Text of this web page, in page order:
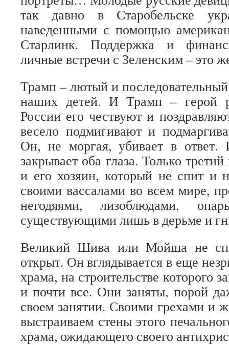
так давно в Старобельске
наведенными с помощью
Старлинк. Поддержка и
личные встречи с Зеленским – это
Трамп – лютый и
наших детей. И Трамп – герой
России его чествуют и
весело подмигивают и
Он, не моргая, убивает в
закрывает оба глаза. Только
и его хозяин, который не спит и
своими вассалами во всем мире,
негодяями, лизоблюдами,
существующими лишь в дерьме и
Великий Шива или Мойша не
открыт. Он вглядывается в еще
храма, на строительстве которого
и почти все. Они заняты, порой
своем занятии. Своими грехами
выстраиваем стены этого
храма, ожидающего своего